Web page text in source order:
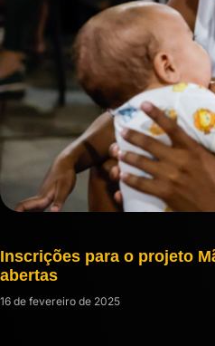
Inscrições para o projeto
abertas
16 de fevereiro de 2025